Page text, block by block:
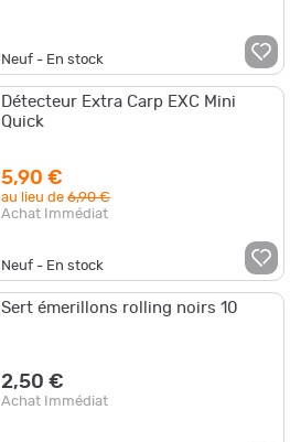
Neuf - En stock
Détecteur Extra Carp EXC Mini
Quick
5,90 €
au lieu de6,90 €
Achat Immédiat
Neuf - En stock
Sert émerillons rolling noirs 10
2,50 €
Achat Immédiat